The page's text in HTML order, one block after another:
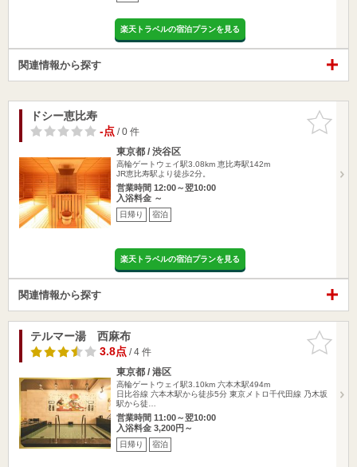
楽天トラベルの宿泊プランを見る
関連情報から探す
お気に入
りに追加
ドシー恵比寿
-点/ 0 件
東京都 / 渋谷区
高輪ゲートウェイ駅3.08km 恵比寿駅142m
JR恵比寿駅より徒歩2分。
営業時間 12:00～翌10:00
入浴料金 ～
日帰り 宿泊
楽天トラベルの宿泊プランを見る
関連情報から探す
お気に入
りに追加
テルマー湯 西麻布
3.8点/ 4 件
東京都 / 港区
高輪ゲートウェイ駅3.10km 六本木駅494m
日比谷線 六本木駅から徒歩5分 東京メトロ千代田線 乃木坂
駅から徒…
営業時間 11:00～翌10:00
入浴料金 3,200円～
日帰り 宿泊